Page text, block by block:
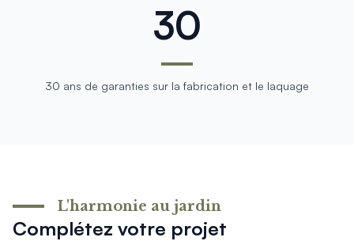
30
30 ans de garanties sur la fabrication et le laquage
Complétez votre projet
L'harmonie au jardin